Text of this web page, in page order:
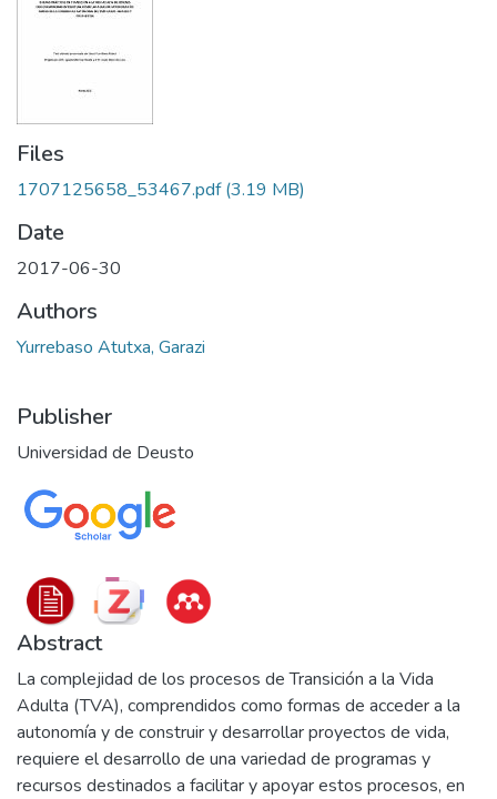
Policies
Files
1707125658_53467.pdf(3.19 MB)
Date
2017-06-30
Authors
Yurrebaso Atutxa, Garazi
Publisher
Universidad de Deusto
Abstract
La complejidad de los procesos de Transición a la Vida
Adulta (TVA), comprendidos como formas de acceder a la
autonomía y de construir y desarrollar proyectos de vida,
requiere el desarrollo de una variedad de programas y
recursos destinados a facilitar y apoyar estos procesos, en